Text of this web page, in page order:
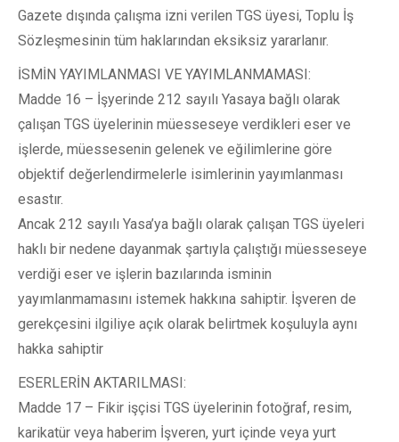
Gazete dışında çalışma izni verilen TGS üyesi, Toplu İş
Sözleşmesinin tüm haklarından eksiksiz yararlanır.
İSMİN YAYIMLANMASI VE YAYIMLANMAMASI:
Madde 16 – İşyerinde 212 sayılı Yasaya bağlı olarak
çalışan TGS üyelerinin müesseseye verdikleri eser ve
işlerde, müessesenin gelenek ve eğilimlerine göre
objektif değerlendirmelerle isimlerinin yayımlanması
esastır.
Ancak 212 sayılı Yasa’ya bağlı olarak çalışan TGS üyeleri
haklı bir nedene dayanmak şartıyla çalıştığı müesseseye
verdiği eser ve işlerin bazılarında isminin
yayımlanmamasını istemek hakkına sahiptir. İşveren de
gerekçesini ilgiliye açık olarak belirtmek koşuluyla aynı
hakka sahiptir
ESERLERİN AKTARILMASI:
Madde 17 – Fikir işçisi TGS üyelerinin fotoğraf, resim,
karikatür veya haberim İşveren, yurt içinde veya yurt